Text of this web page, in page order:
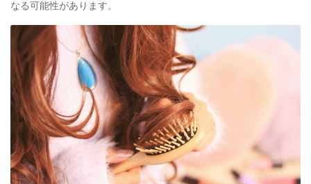
なる可能性があります。